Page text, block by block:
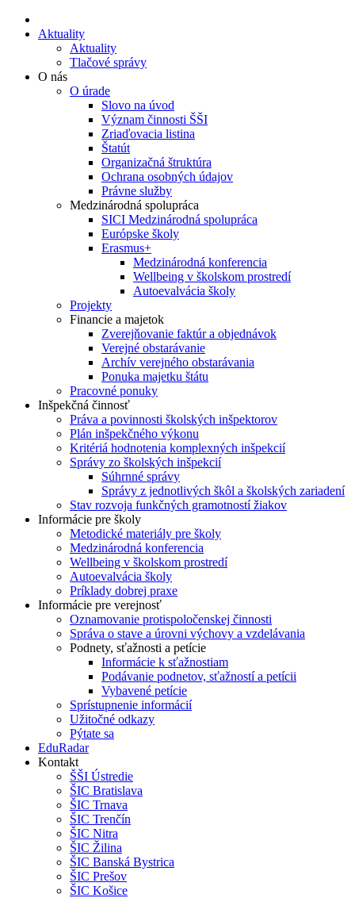
Aktuality
Aktuality
Tlačové správy
O nás
O úrade
Slovo na úvod
Význam činnosti ŠŠI
Zriaďovacia listina
Štatút
Organizačná štruktúra
Ochrana osobných údajov
Právne služby
Medzinárodná spolupráca
SICI Medzinárodná spolupráca
Európske školy
Erasmus+
Medzinárodná konferencia
Wellbeing v školskom prostredí
Autoevalvácia školy
Projekty
Financie a majetok
Zverejňovanie faktúr a objednávok
Verejné obstarávanie
Archív verejného obstarávania
Ponuka majetku štátu
Pracovné ponuky
Inšpekčná činnosť
Práva a povinnosti školských inšpektorov
Plán inšpekčného výkonu
Kritériá hodnotenia komplexných inšpekcií
Správy zo školských inšpekcií
Súhrnné správy
Správy z jednotlivých škôl a školských zariadení
Stav rozvoja funkčných gramotností žiakov
Informácie pre školy
Metodické materiály pre školy
Medzinárodná konferencia
Wellbeing v školskom prostredí
Autoevalvácia školy
Príklady dobrej praxe
Informácie pre verejnosť
Oznamovanie protispoločenskej činnosti
Správa o stave a úrovni výchovy a vzdelávania
Podnety, sťažnosti a petície
Informácie k sťažnostiam
Podávanie podnetov, sťažností a petícii
Vybavené petície
Sprístupnenie informácií
Užitočné odkazy
Pýtate sa
EduRadar
Kontakt
ŠŠI Ústredie
ŠIC Bratislava
ŠIC Trnava
ŠIC Trenčín
ŠIC Nitra
ŠIC Žilina
ŠIC Banská Bystrica
ŠIC Prešov
ŠIC Košice